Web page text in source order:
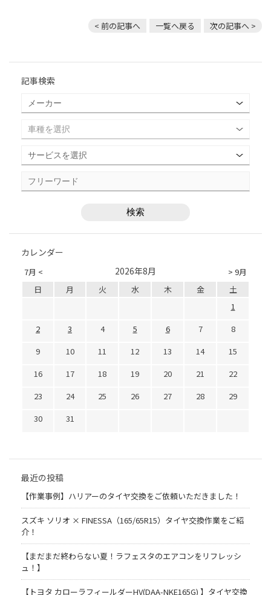
< 前の記事へ 一覧へ戻る 次の記事へ >
記事検索
カレンダー
7月 < > 9月
2026年8月
日 月 火 水 木 金
土
1
2
3 4 5 6 7
8
9
10 11 12 13 14
15
16
17 18 19 20 21
22
23
24 25 26 27 28
29
30
31
最近の投稿
【作業事例】ハリアーのタイヤ交換をご依頼いただきました！
スズキ ソリオ × FINESSA（165/65R15）タイヤ交換作業をご紹
介！
【まだまだ終わらない夏！ラフェスタのエアコンをリフレッシ
ュ！】
【トヨタ カローラフィールダーHV(DAA-NKE165G) 】タイヤ交換